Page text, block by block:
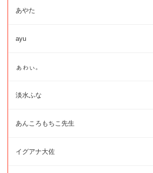
あやた
ayu
ぁゎぃ。
淡水ふな
あんころもちこ先生
イグアナ大佐